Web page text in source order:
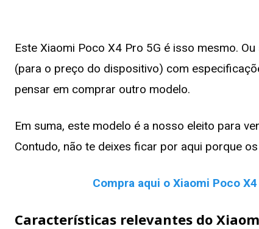
Este Xiaomi Poco X4 Pro 5G é isso mesmo.
(para o preço do dispositivo) com
pensar em comprar outro modelo.
Em suma, este modelo é a nosso eleito para
Contudo, não te deixes ficar por aqui porque
Compra aqui o Xiaomi Poco
Características relevantes do